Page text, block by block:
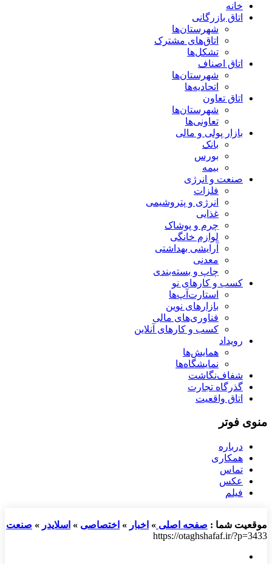
خانه
اتاق بازرگانی
شهرستان‌ها
اتاق‌های مشترک
تشکل‌ها
اتاق اصناف
شهرستان‌ها
اتحادیه‌ها
اتاق تعاون
شهرستان‌ها
تعاونی‌ها
بازار پولی و مالی
بانک
بورس
بیمه
صنعت و انرژی
فلزات
انرژی و پتروشیمی
غذایی
چرم و پوشاک
لوازم خانگی
آرایشی بهداشتی
معدنی
چاپ و بسته‌بندی
کسب و کارهای نو
استارت‌آپ‌ها
بازارهای نوین
فناوری‌های مالی
کسب و کارهای آنلاین
رویداد
همایش‌ها
نمایشگاه‌ها
شفاف‌نگاشت
گذرگاه تجارت
اتاق واقعیت
منوی فوتر
درباره
همکاری
تماس
عکس
فیلم
موقعیت شما : صفحه اصلی » اخبار » اختصاصی » اسلایدر » صنعت
https://otaghshafaf.ir/?p=3433